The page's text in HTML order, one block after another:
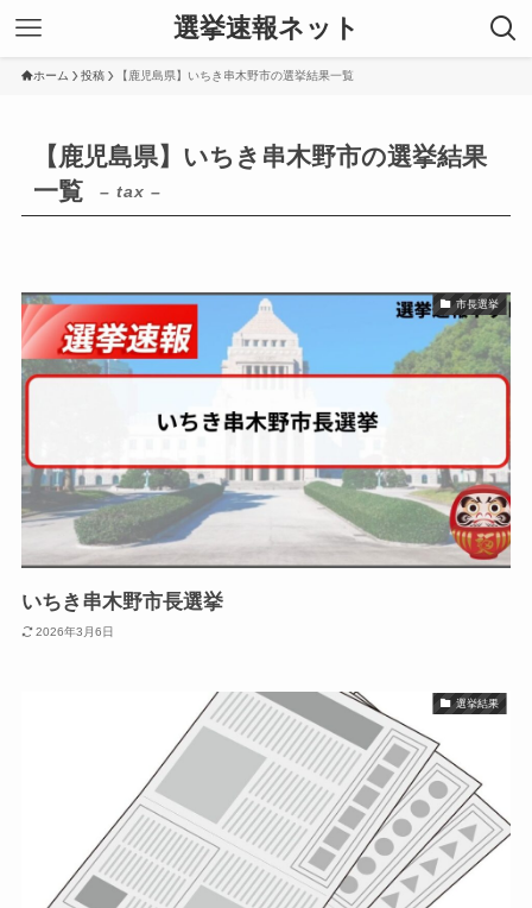
選挙速報ネット
ホーム 投稿 【鹿児島県】いちき串木野市の選挙結果一覧
【鹿児島県】いちき串木野市の選挙結果
一覧
– tax –
市長選挙
いちき串木野市長選挙
2026年3月6日
選挙結果